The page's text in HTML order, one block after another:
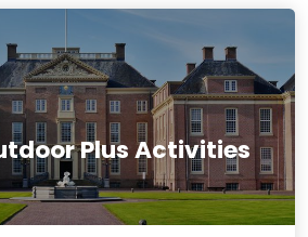
Plus Activities